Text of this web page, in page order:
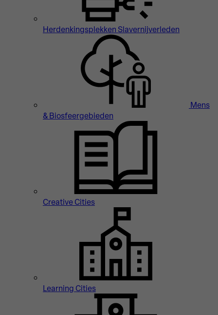
Herdenkingsplekken Slavernijverleden
Mens
& Biosfeergebieden
Creative Cities
Learning Cities